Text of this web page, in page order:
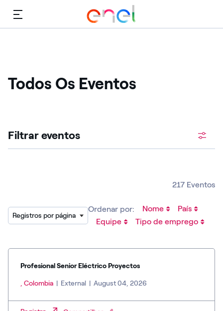
Cardápio
Todos Os Eventos
Filtrar eventos
217 Eventos
Registros por página
Ordenar por:
Profesional Senior Eléctrico Proyectos
, Colombia | External | August 04, 2026